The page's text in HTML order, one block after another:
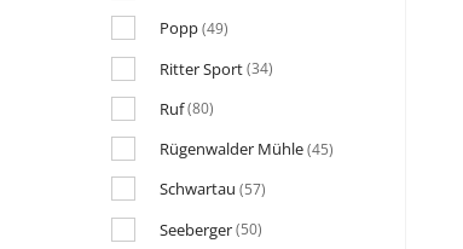
Popp(49)
Ritter Sport(34)
Ruf(80)
Rügenwalder Mühle(45)
Schwartau (57)
Seeberger(50)